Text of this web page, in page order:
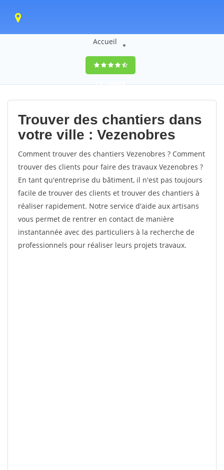
Accueil
9,5(100%)0
votes
Trouver des chantiers dans
votre ville : Vezenobres
Comment trouver des chantiers Vezenobres ? Comment
trouver des clients pour faire des travaux Vezenobres ?
En tant qu'entreprise du bâtiment, il n'est pas toujours
facile de trouver des clients et trouver des chantiers à
réaliser rapidement. Notre service d'aide aux artisans
vous permet de rentrer en contact de manière
instantannée avec des particuliers à la recherche de
professionnels pour réaliser leurs projets travaux.